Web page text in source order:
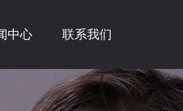
中心 联系我们